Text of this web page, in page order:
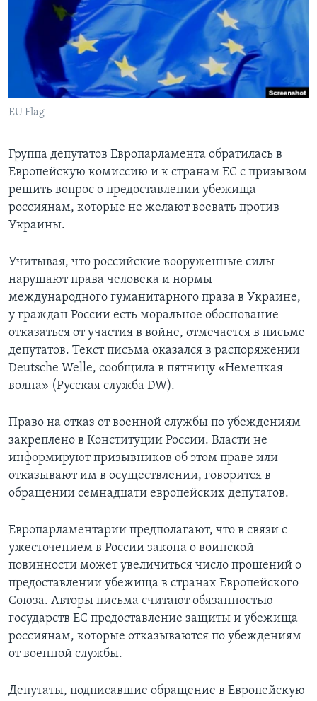
Learning English
СОЦИАЛЬНЫЕ СЕТИ
EU Flag
Группа депутатов Европарламента обратилась в
Европейскую комиссию и к странам ЕС с призывом
решить вопрос о предоставлении убежища
россиянам, которые не желают воевать против
Украины.
Учитывая, что российские вооруженные силы
нарушают права человека и нормы
международного гуманитарного права в Украине,
у граждан России есть моральное обоснование
отказаться от участия в войне, отмечается в письме
депутатов. Текст письма оказался в распоряжении
Deutsche Welle, сообщила в пятницу «Немецкая
волна» (Русская служба DW).
Право на отказ от военной службы по убеждениям
закреплено в Конституции России. Власти не
информируют призывников об этом праве или
отказывают им в осуществлении, говорится в
обращении семнадцати европейских депутатов.
Европарламентарии предполагают, что в связи с
ужесточением в России закона о воинской
повинности может увеличиться число прошений о
предоставлении убежища в странах Европейского
Союза. Авторы письма считают обязанностью
государств ЕС предоставление защиты и убежища
россиянам, которые отказываются по убеждениям
от военной службы.
Депутаты, подписавшие обращение в Европейскую